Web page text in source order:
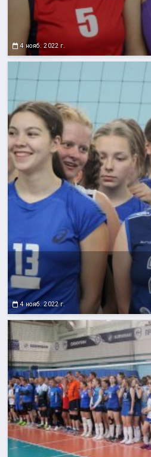
4 нояб. 2022 г.
4 нояб. 2022 г.